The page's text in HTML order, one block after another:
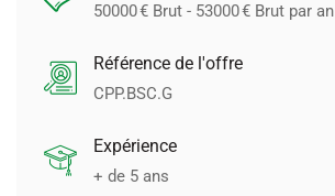
50000€ Brut - 53000€ Brut par an
Référence de l'offre
CPP.BSC.G
Expérience
+ de 5 ans